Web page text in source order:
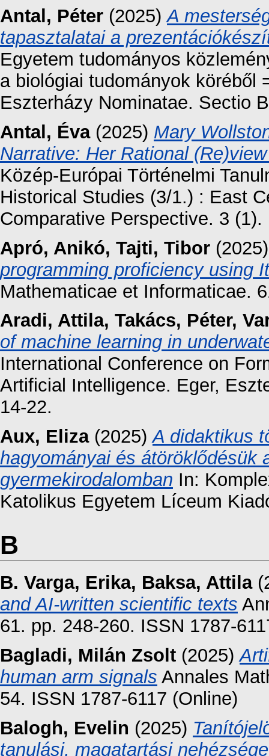
Antal, Péter (2025)A
tapasztalatai a
Egyetem tudományos
a biológiai tudományok köréből
Eszterházy Nominatae. Sectio
Antal, Éva(2025) Mary
Narrative: Her Rational
Közép-Európai Történelmi
Historical Studies (3/1.) : East
Comparative Perspective. 3 (1).
Apró, Anikó, Tajti, Tibor
programming proficiency using
Mathematicae et Informaticae.
Aradi, Attila, Takács, Péter,
of machine learning in
International Conference on
Artificial Intelligence. Eger,
14-22.
Aux, Eliza(2025)A didaktikus
hagyományai és átöröklődésük
gyermekirodalomban In:
Katolikus Egyetem Líceum
B
B. Varga, Erika, Baksa, Attila
and AI-written scientific texts
61. pp. 248-260. ISSN 1787-
Bagladi, Milán Zsolt (2025)
human arm signals Annales
54. ISSN 1787-6117 (Online)
Balogh, Evelin (2025)
tanulási, magatartási